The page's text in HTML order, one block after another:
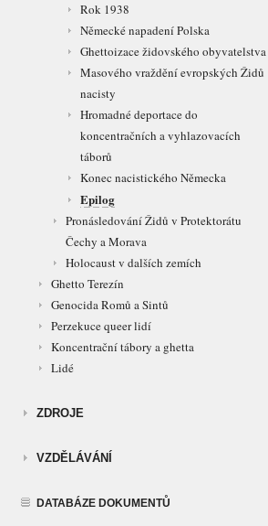
Rok 1938
Německé napadení Polska
Ghettoizace židovského obyvatelstva
Masového vraždění evropských Židů
nacisty
Hromadné deportace do
koncentračních a vyhlazovacích
táborů
Konec nacistického Německa
Epilog
Pronásledování Židů v Protektorátu
Čechy a Morava
Holocaust v dalších zemích
Ghetto Terezín
Genocida Romů a Sintů
Perzekuce queer lidí
Koncentrační tábory a ghetta
Lidé
ZDROJE
VZDĚLÁVÁNÍ
DATABÁZE DOKUMENTŮ